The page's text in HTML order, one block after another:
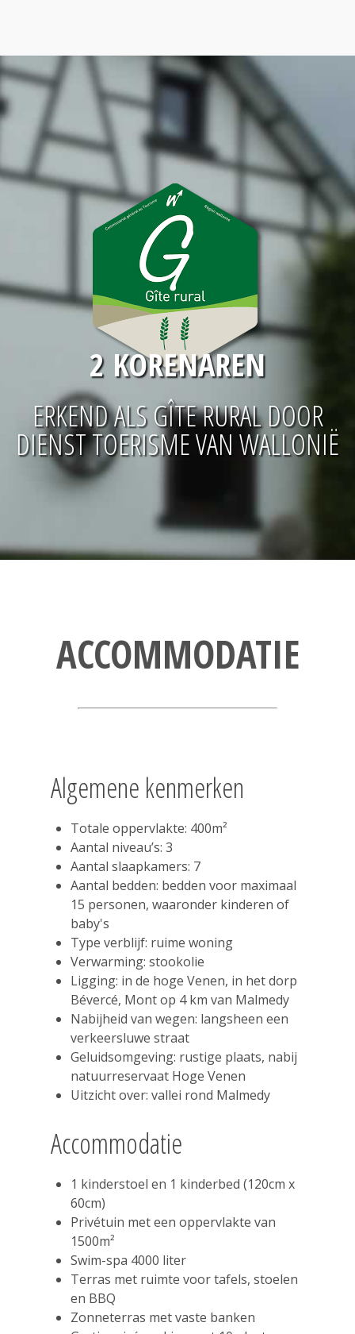
2 KORENAREN
ERKEND ALS GÎTE RURAL DOOR
DIENST TOERISME VAN WALLONIË
ACCOMMODATIE
Algemene kenmerken
Totale oppervlakte: 400m²
Aantal niveau’s: 3
Aantal slaapkamers: 7
Aantal bedden: bedden voor maximaal
15 personen, waaronder kinderen of
baby's
Type verblijf: ruime woning
Verwarming: stookolie
Ligging: in de hoge Venen, in het dorp
Bévercé, Mont op 4 km van Malmedy
Nabijheid van wegen: langsheen een
verkeersluwe straat
Geluidsomgeving: rustige plaats, nabij
natuurreservaat Hoge Venen
Uitzicht over: vallei rond Malmedy
Accommodatie
1 kinderstoel en 1 kinderbed (120cm x
60cm)
Privétuin met een oppervlakte van
1500m²
Swim-spa 4000 liter
Terras met ruimte voor tafels, stoelen
en BBQ
Zonneterras met vaste banken